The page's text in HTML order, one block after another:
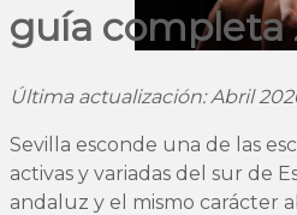
guía completa
Última actualización: Abril
Sevilla esconde una de las
activas y variadas del sur de
andaluz y el mismo carácter